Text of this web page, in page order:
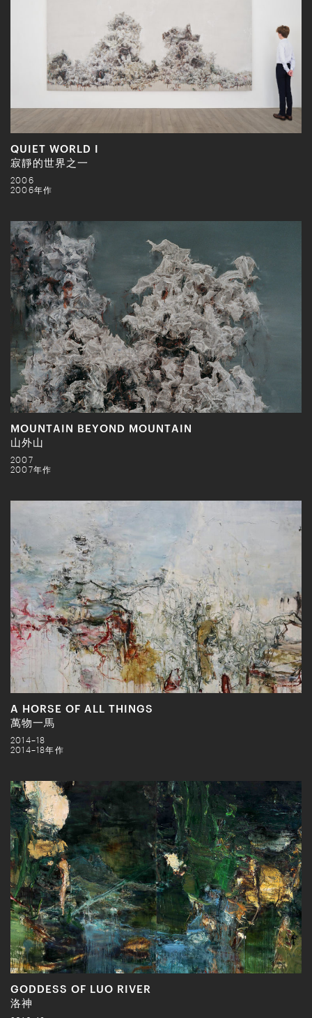
QUIET WORLD I
寂靜的世界之一
2006
2006年作
MOUNTAIN BEYOND MOUNTAIN
山外山
2007
2007年作
A HORSE OF ALL THINGS
萬物一馬
2014–18
2014–18年作
GODDESS OF LUO RIVER
洛神